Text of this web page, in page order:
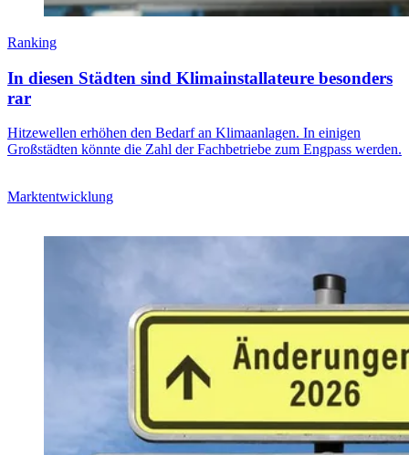
Ranking
In diesen Städten sind Klimainstallateure besonders
rar
Hitzewellen erhöhen den Bedarf an Klimaanlagen. In einigen
Großstädten könnte die Zahl der Fachbetriebe zum Engpass werden.
Marktentwicklung